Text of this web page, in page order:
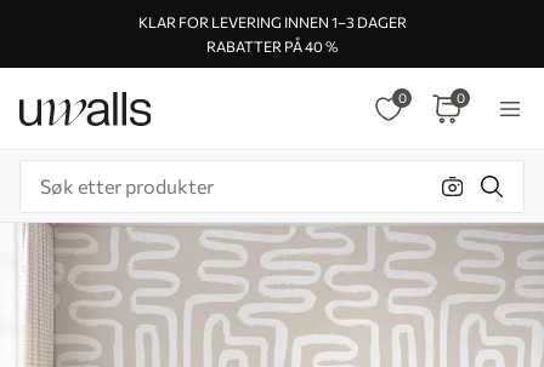
KLAR FOR LEVERING INNEN 1–3 DAGER
RABATTER PÅ 40 %
0 0